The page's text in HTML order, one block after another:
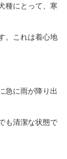
種にとって、寒
。これは着心地
急に雨が降り出
も清潔な状態で